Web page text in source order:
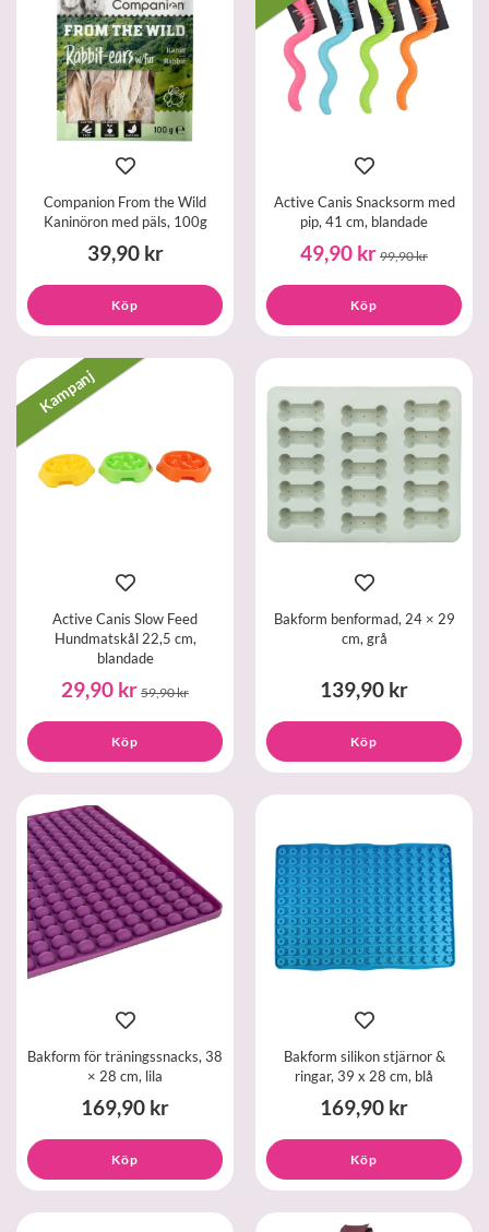
Companion From the Wild
Kaninöron med päls, 100g
39,90 kr
Köp
Active Canis Snacksorm med
pip, 41 cm, blandade
49,90 kr 99,90 kr
Köp
Kampanj
Active Canis Slow Feed
Hundmatskål 22,5 cm,
blandade
29,90 kr 59,90 kr
Köp
Bakform benformad, 24 × 29
cm, grå
139,90 kr
Köp
Bakform för träningssnacks, 38
× 28 cm, lila
169,90 kr
Köp
Bakform silikon stjärnor &
ringar, 39 x 28 cm, blå
169,90 kr
Köp